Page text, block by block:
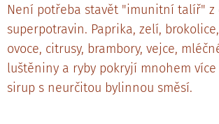
Není potřeba stavět "imunitní talíř" z
superpotravin. Paprika, zelí,
ovoce, citrusy, brambory, vejce,
luštěniny a ryby pokryjí mnohem
sirup s neurčitou bylinnou směsí.